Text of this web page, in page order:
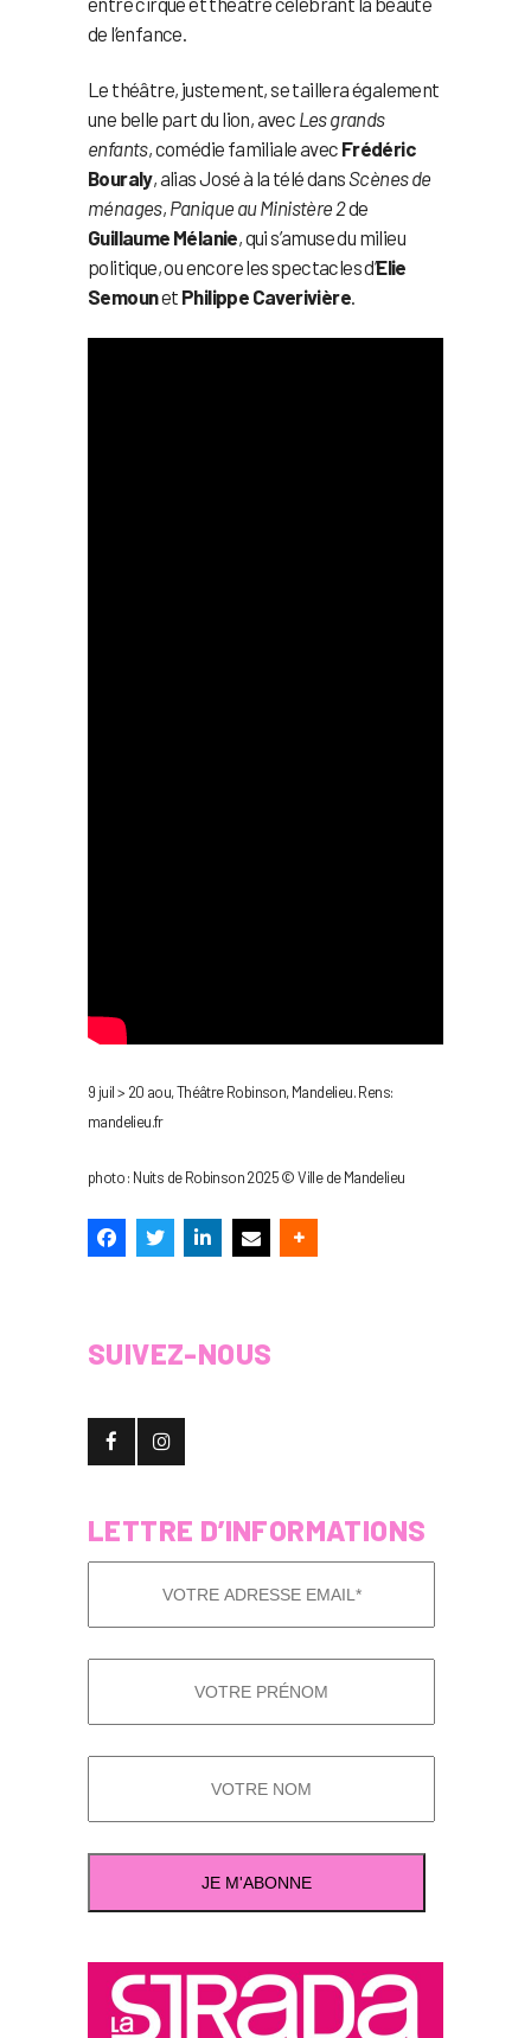
de l’enfance.
Le théâtre, justement, se taillera également
une belle part du lion, avec Les grands
enfants, comédie familiale avec Frédéric
Bouraly, alias José à la télé dans Scènes de
ménages, Panique au Ministère 2de
Guillaume Mélanie, qui s’amuse du milieu
politique, ou encore les spectacles d’Elie
Semounet Philippe Caverivière.
9 juil > 20 aou, Théâtre Robinson, Mandelieu. Rens:
mandelieu.fr
photo : Nuits de Robinson 2025 © Ville de Mandelieu
SUIVEZ-NOUS
LETTRE D’INFORMATIONS